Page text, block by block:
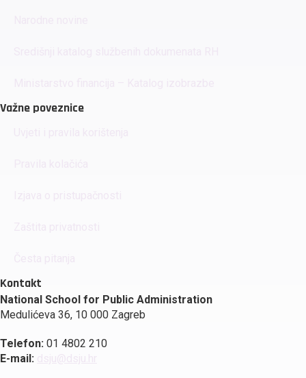
Važne poveznice
Kontakt
National School for Public Administration
Medulićeva 36, 10 000 Zagreb
Telefon: 01 4802 210
E-mail: